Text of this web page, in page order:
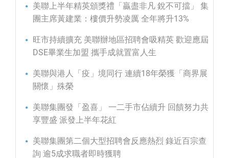
美聯上半年精英頒獎禮「贏盡非凡 銳不可擋」 集
團主席黃建業：樓價升勢凌厲 全年將升13%
旺市持續擴充 美聯辦地區招聘會吸精英 歡迎應屆
DSE畢業生加盟 攜手成就置富人生
美聯與港人「疫」境同行 連續18年榮獲「商界展
關懷」殊榮
美聯集團發「盈喜」 一二手市佔續升 回饋努力共
享豐盛 派發上半年花紅
美聯集團第二個大型招聘會反應熱烈 錄近百宗查
詢 逾5成求職者即時獲聘